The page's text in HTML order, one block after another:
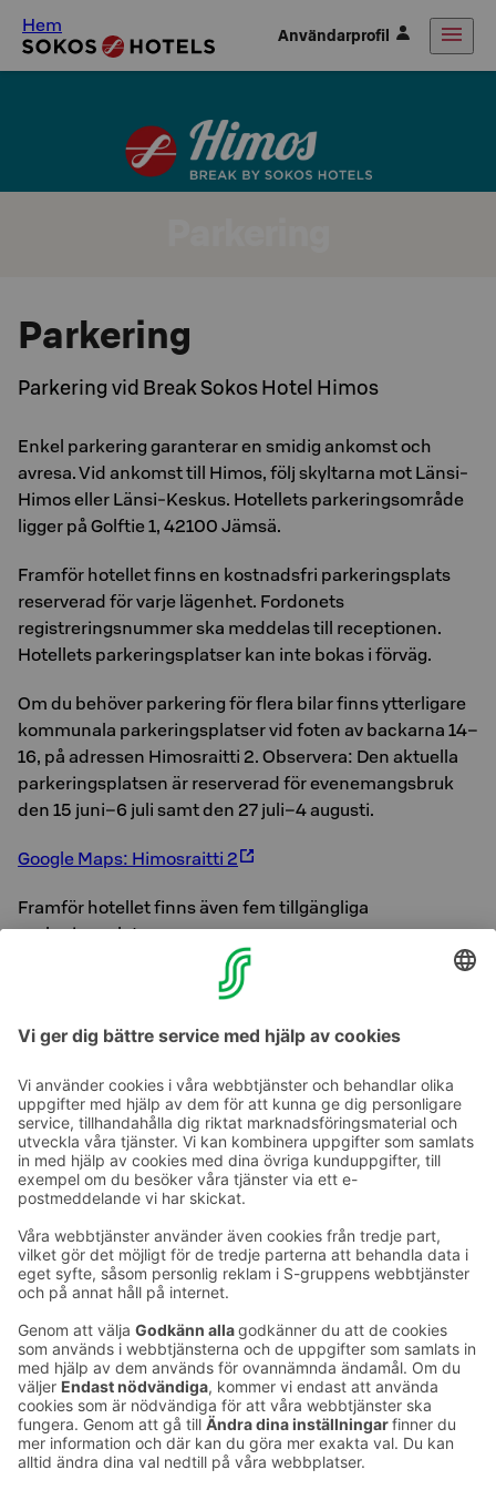
Hem Användarprofil
Parkering
Parkering vid Break Sokos Hotel Himos
Enkel parkering garanterar en smidig ankomst och
avresa. Vid ankomst till Himos, följ skyltarna mot Länsi-
Himos eller Länsi-Keskus. Hotellets parkeringsområde
ligger på Golftie 1, 42100 Jämsä.
Framför hotellet finns en kostnadsfri parkeringsplats
reserverad för varje lägenhet. Fordonets
registreringsnummer ska meddelas till receptionen.
Hotellets parkeringsplatser kan inte bokas i förväg.
Om du behöver parkering för flera bilar finns ytterligare
kommunala parkeringsplatser vid foten av backarna 14–
16, på adressen Himosraitti 2. Observera: Den aktuella
parkeringsplatsen är reserverad för evenemangsbruk
den 15 juni–6 juli samt den 27 juli–4 augusti.
Google Maps: Himosraitti 2
Framför hotellet finns även fem tillgängliga
parkeringsplatser.
För elbilar finns 14 ABC-laddningsplatser på hotellets
bokas i förväg.
Ta kontakt
Kontaktuppgifter till hotellen
Feedback
Ge feedback
Sokos Hotels nyhetsbrev
nyhetsbrev
Du får Sokos Hotellens senaste
förmåner och nyheter till din e-
post varje månad.
Utmärkelser och certifikat
Sokos Hotels i sociala medier
Sokos
Hotels på
Sokos
Hotels på
Sokos
Hotels
på
Sokos
Hotels i
Linkedin